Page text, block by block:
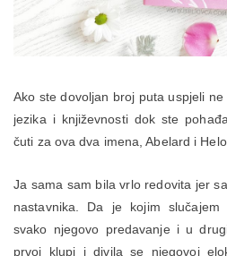
Ako ste dovoljan broj puta uspjeli
jezika i književnosti dok ste
čuti za ova dva imena, Abelard i
Ja sama sam bila vrlo redovita jer
nastavnika. Da je kojim
svako njegovo predavanje i u
prvoj klupi i divila se njegovoj